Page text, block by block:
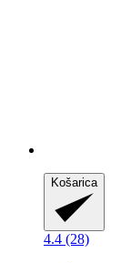
Košarica
4.4 (28)